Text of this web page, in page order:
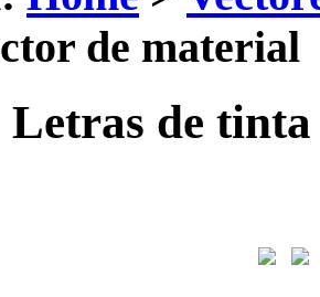
de material
Letras de